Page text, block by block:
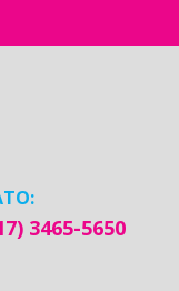
3465-5650